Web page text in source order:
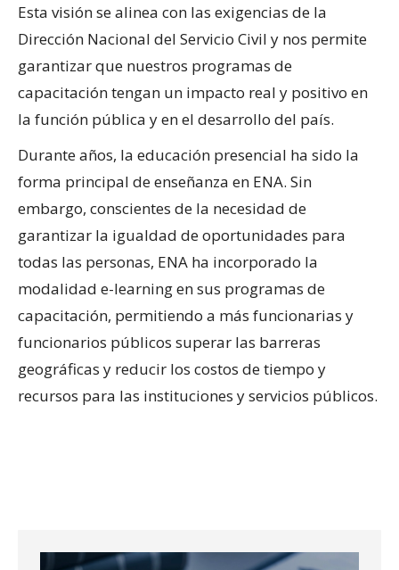
Esta visión se alinea con las exigencias de la
Dirección Nacional del Servicio Civil y nos permite
garantizar que nuestros programas de
capacitación tengan un impacto real y positivo en
la función pública y en el desarrollo del país.
Durante años, la educación presencial ha sido la
forma principal de enseñanza en ENA. Sin
embargo, conscientes de la necesidad de
garantizar la igualdad de oportunidades para
todas las personas, ENA ha incorporado la
modalidad e-learning en sus programas de
capacitación, permitiendo a más funcionarias y
funcionarios públicos superar las barreras
geográficas y reducir los costos de tiempo y
recursos para las instituciones y servicios públicos.